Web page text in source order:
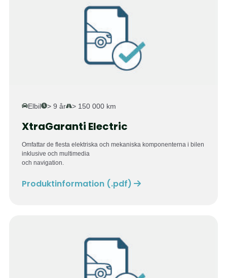
Elbil > 9 år > 150 000 km
XtraGaranti Electric
Omfattar de flesta elektriska och mekaniska komponenterna i bilen
inklusive och multimedia
och navigation.
Produktinformation (.pdf)